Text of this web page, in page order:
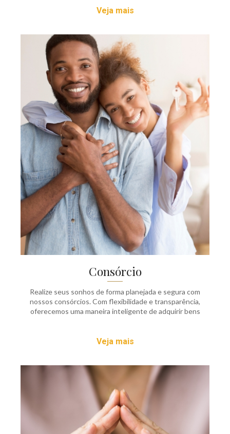
Veja mais
Consórcio
Realize seus sonhos de forma planejada e segura com
nossos consórcios. Com flexibilidade e transparência,
oferecemos uma maneira inteligente de adquirir bens
Veja mais